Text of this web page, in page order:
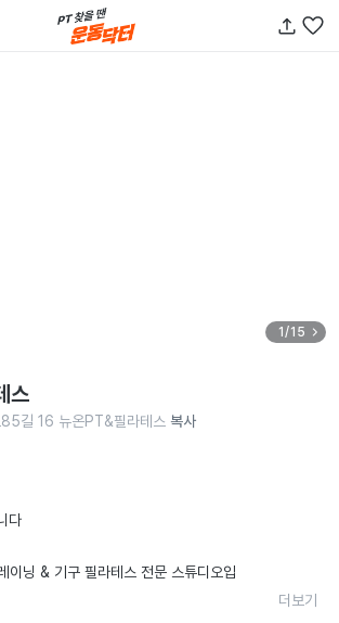
1/15
스
85길 16 뉴온PT&필라테스 복사
다
이닝 & 기구 필라테스 전문 스튜디오입
더보기